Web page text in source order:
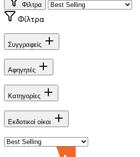
Φίλτρα
Φίλτρα
Συγγραφείς
Αφηγητές
Κατηγορίες
Εκδοτικοί οίκοι